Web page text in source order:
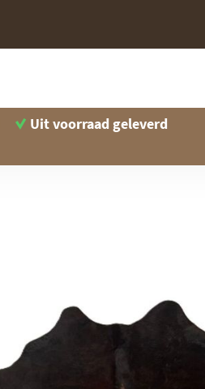
Uit voorraad geleverd